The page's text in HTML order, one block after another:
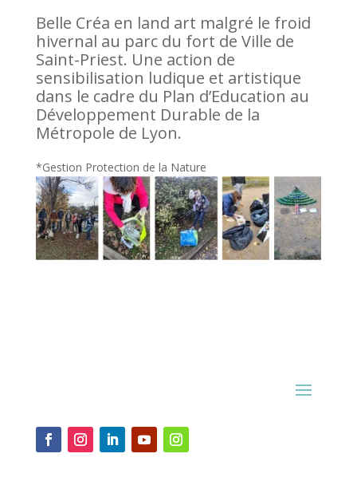
Belle Créa en land art malgré le froid
hivernal au parc du fort de Ville de
Saint-Priest. Une action de
sensibilisation ludique et artistique
dans le cadre du Plan d’Education au
Développement Durable de la
Métropole de Lyon.
*Gestion Protection de la Nature